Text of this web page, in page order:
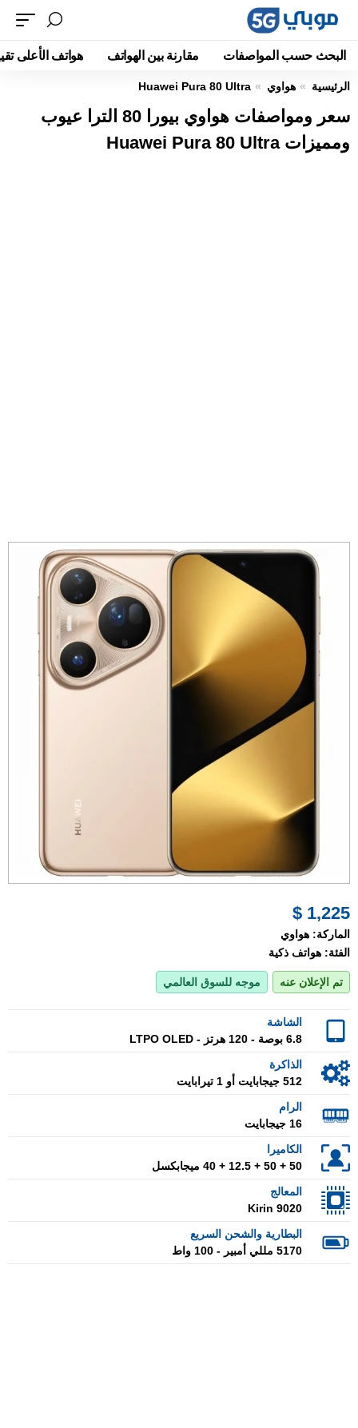
البحث حسب المواصفات مقارنة بين الهواتف هواتف الأعلى
الرئيسية هواوي Huawei Pura 80 Ultra
سعر ومواصفات هواوي بيورا 80 الترا عيوب
ومميزات Huawei Pura 80 Ultra
1,225 $
الماركة: هواوي
الفئة: هواتف ذكية
تم الإعلان عنه موجه للسوق العالمي
الشاشة
6.8 بوصة - 120 هرتز - LTPO OLED
الذاكرة
512 جيجابايت أو 1 تيرابايت
الرام
16 جيجابايت
الكاميرا
50 + 50 + 12.5 + 40 ميجابكسل
المعالج
Kirin 9020
البطارية والشحن السريع
5170 مللي أمبير - 100 واط